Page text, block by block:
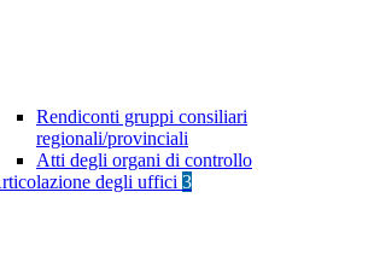
Rendiconti gruppi consiliari
regionali/provinciali
Atti degli organi di controllo
degli uffici 3